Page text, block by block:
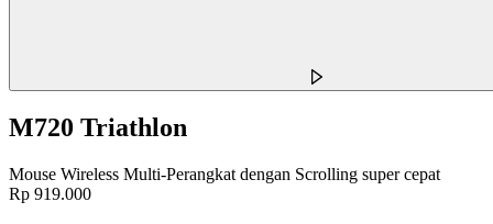
M720 Triathlon
Mouse Wireless Multi-Perangkat dengan Scrolling super cepat
Rp 919.000